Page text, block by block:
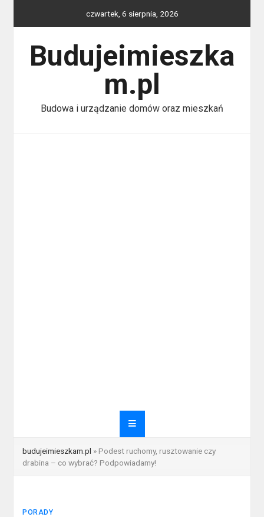
czwartek, 6 sierpnia, 2026
Budujeimieszka
m.pl
Budowa i urządzanie domów oraz mieszkań
budujeimieszkam.pl » Podest ruchomy, rusztowanie czy
drabina – co wybrać? Podpowiadamy!
PORADY